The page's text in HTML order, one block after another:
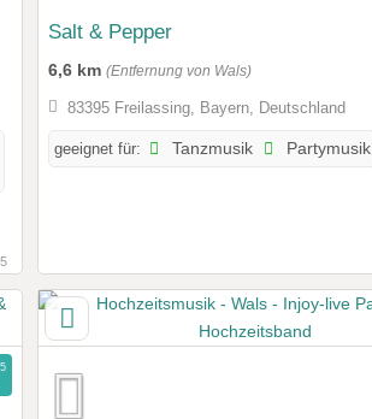
Salt & Pepper
6,6 km (Entfernung von Wals)
83395 Freilassing, Bayern, Deutschland
geeignet für: Tanzmusik Partymusik